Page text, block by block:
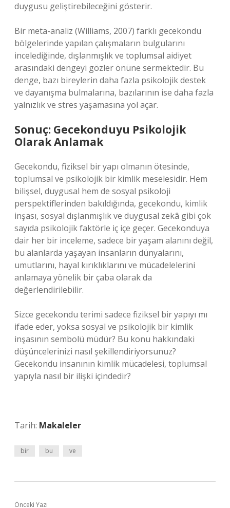
duygusu geliştirebileceğini gösterir.
Bir meta-analiz (Williams, 2007) farklı gecekondu
bölgelerinde yapılan çalışmaların bulgularını
incelediğinde, dışlanmışlık ve toplumsal aidiyet
arasındaki dengeyi gözler önüne sermektedir. Bu
denge, bazı bireylerin daha fazla psikolojik destek
ve dayanışma bulmalarına, bazılarının ise daha fazla
yalnızlık ve stres yaşamasına yol açar.
Sonuç: Gecekonduyu Psikolojik
Olarak Anlamak
Gecekondu, fiziksel bir yapı olmanın ötesinde,
toplumsal ve psikolojik bir kimlik meselesidir. Hem
bilişsel, duygusal hem de sosyal psikoloji
perspektiflerinden bakıldığında, gecekondu, kimlik
inşası, sosyal dışlanmışlık ve duygusal zekâ gibi çok
sayıda psikolojik faktörle iç içe geçer. Gecekonduya
dair her bir inceleme, sadece bir yaşam alanını değil,
bu alanlarda yaşayan insanların dünyalarını,
umutlarını, hayal kırıklıklarını ve mücadelelerini
anlamaya yönelik bir çaba olarak da
değerlendirilebilir.
Sizce gecekondu terimi sadece fiziksel bir yapıyı mı
ifade eder, yoksa sosyal ve psikolojik bir kimlik
inşasının sembolü müdür? Bu konu hakkındaki
düşüncelerinizi nasıl şekillendiriyorsunuz?
Gecekondu insanının kimlik mücadelesi, toplumsal
yapıyla nasıl bir ilişki içindedir?
Tarih: Makaleler
bir bu ve
Önceki Yazı